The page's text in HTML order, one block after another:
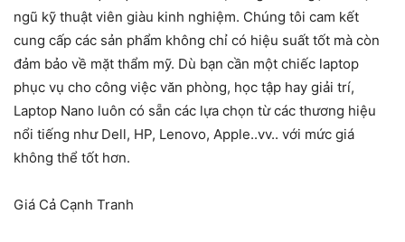
ngũ kỹ thuật viên giàu kinh nghiệm. Chúng tôi cam kết
cung cấp các sản phẩm không chỉ có hiệu suất tốt mà còn
đảm bảo về mặt thẩm mỹ. Dù bạn cần một chiếc laptop
phục vụ cho công việc văn phòng, học tập hay giải trí,
Laptop Nano luôn có sẵn các lựa chọn từ các thương hiệu
nổi tiếng như Dell, HP, Lenovo, Apple..vv.. với mức giá
không thể tốt hơn.
Giá Cả Cạnh Tranh